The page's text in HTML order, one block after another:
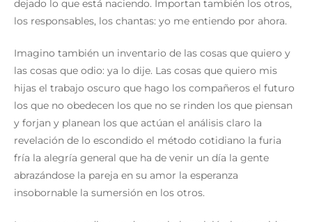
dejado lo que está naciendo. Importan también los otros,
los responsables, los chantas: yo me entiendo por ahora.
Imagino también un inventario de las cosas que quiero y
las cosas que odio: ya lo dije. Las cosas que quiero mis
hijas el trabajo oscuro que hago los compañeros el futuro
los que no obedecen los que no se rinden los que piensan
y forjan y planean los que actúan el análisis claro la
revelación de lo escondido el método cotidiano la furia
fría la alegría general que ha de venir un día la gente
abrazándose la pareja en su amor la esperanza
insobornable la sumersión en los otros.